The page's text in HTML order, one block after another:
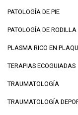
PATOLOGÍA DE PIE
PATOLOGÍA DE RODILLA
PLASMA RICO EN
TERAPIAS ECOGUIADAS
TRAUMATOLOGÍA
TRAUMATOLOGÍA